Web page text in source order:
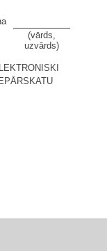
(vārds,
uzvārds)